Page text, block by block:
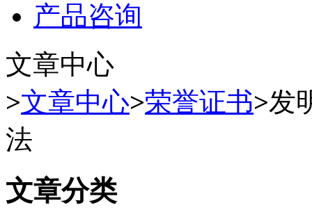
产品咨询
文章中心
>文章中心>荣誉证书>发
法
文章分类